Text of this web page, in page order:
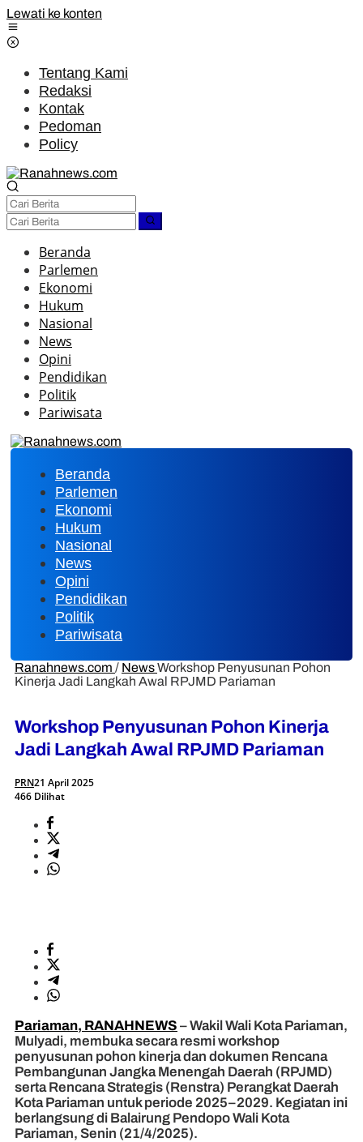
Lewati ke konten
Tentang Kami
Redaksi
Kontak
Pedoman
Policy
Beranda
Parlemen
Ekonomi
Hukum
Nasional
News
Opini
Pendidikan
Politik
Pariwisata
Beranda
Parlemen
Ekonomi
Hukum
Nasional
News
Opini
Pendidikan
Politik
Pariwisata
Ranahnews.com / NewsWorkshop Penyusunan Pohon
Kinerja Jadi Langkah Awal RPJMD Pariaman
Workshop Penyusunan Pohon Kinerja
Jadi Langkah Awal RPJMD Pariaman
PRN21 April 2025
466 Dilihat
Pariaman, RANAHNEWS – Wakil Wali Kota Pariaman,
Mulyadi, membuka secara resmi workshop
penyusunan pohon kinerja dan dokumen Rencana
Pembangunan Jangka Menengah Daerah (RPJMD)
serta Rencana Strategis (Renstra) Perangkat Daerah
Kota Pariaman untuk periode 2025–2029. Kegiatan ini
berlangsung di Balairung Pendopo Wali Kota
Pariaman, Senin (21/4/2025).